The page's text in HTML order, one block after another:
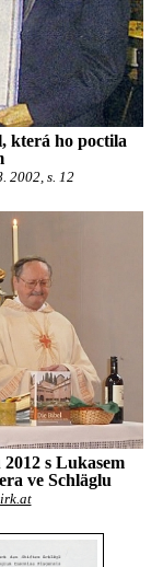
která ho poctila
2002, s. 12
s Lukasem
ve Schläglu